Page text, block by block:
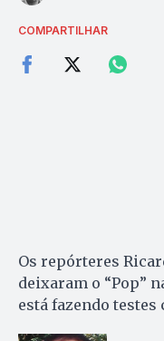
COMPARTILHAR
Os repórteres
deixaram o “Pop”
está fazendo